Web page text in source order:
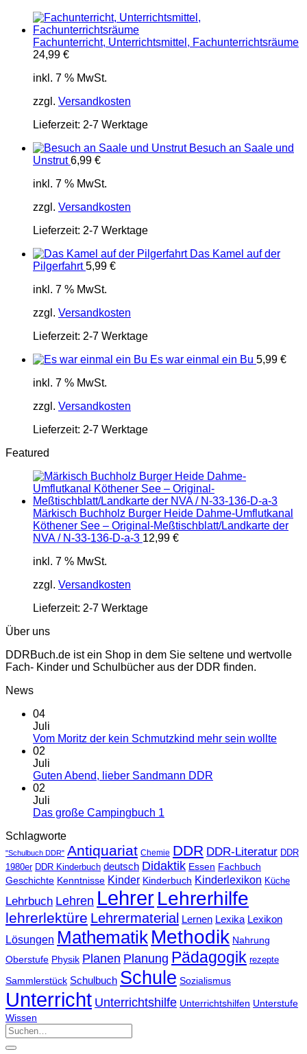
Fachunterricht, Unterrichtsmittel, Fachunterrichtsräume
24,99 €
inkl. 7 % MwSt.
zzgl. Versandkosten
Lieferzeit: 2-7 Werktage
Besuch an Saale und
Unstrut 6,99 €
inkl. 7 % MwSt.
zzgl. Versandkosten
Lieferzeit: 2-7 Werktage
Das Kamel auf der
Pilgerfahrt 5,99 €
inkl. 7 % MwSt.
zzgl. Versandkosten
Lieferzeit: 2-7 Werktage
Es war einmal ein Bu 5,99 €
inkl. 7 % MwSt.
zzgl. Versandkosten
Lieferzeit: 2-7 Werktage
Featured
Märkisch Buchholz Burger Heide Dahme-Umflutkanal
Köthener See – Original-Meßtischblatt/Landkarte der
NVA / N-33-136-D-a-3 12,99 €
inkl. 7 % MwSt.
zzgl. Versandkosten
Lieferzeit: 2-7 Werktage
Über uns
DDRBuch.de ist ein Shop in dem Sie seltene und wertvolle
Fach- Kinder und Schulbücher aus der DDR finden.
News
04
Juli
Vom Moritz der kein Schmutzkind mehr sein wollte
02
Juli
Guten Abend, lieber Sandmann DDR
02
Juli
Das große Campingbuch 1
Schlagworte
"Schulbuch DDR" Antiquariat Chemie DDR DDR-Literatur DDR
1980er DDR Kinderbuch deutsch Didaktik Essen Fachbuch
Geschichte Kenntnisse Kinder Kinderbuch Kinderlexikon Küche
Lehrbuch Lehren LehrerLehrerhilfe
lehrerlektüre Lehrermaterial Lernen Lexika Lexikon
Lösungen Mathematik Methodik Nahrung
Oberstufe Physik Planen Planung Pädagogik rezepte
Sammlerstück Schulbuch Schule Sozialismus
Unterricht Unterrichtshilfe Unterrichtshilfen Unterstufe
Wissen
Suchen
nach: